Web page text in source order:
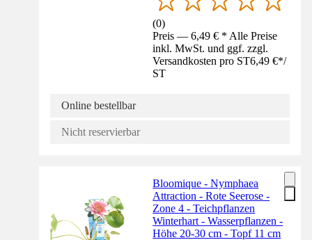
(0)
Preis — 6,49 € * Alle Preise
inkl. MwSt. und ggf. zzgl.
Versandkosten pro ST6,49 €*/
ST
Online bestellbar
Nicht reservierbar
Bloomique - Nymphaea
Attraction - Rote Seerose -
Zone 4 - Teichpflanzen
Winterhart - Wasserpflanzen -
Höhe 20-30 cm - Topf 11 cm